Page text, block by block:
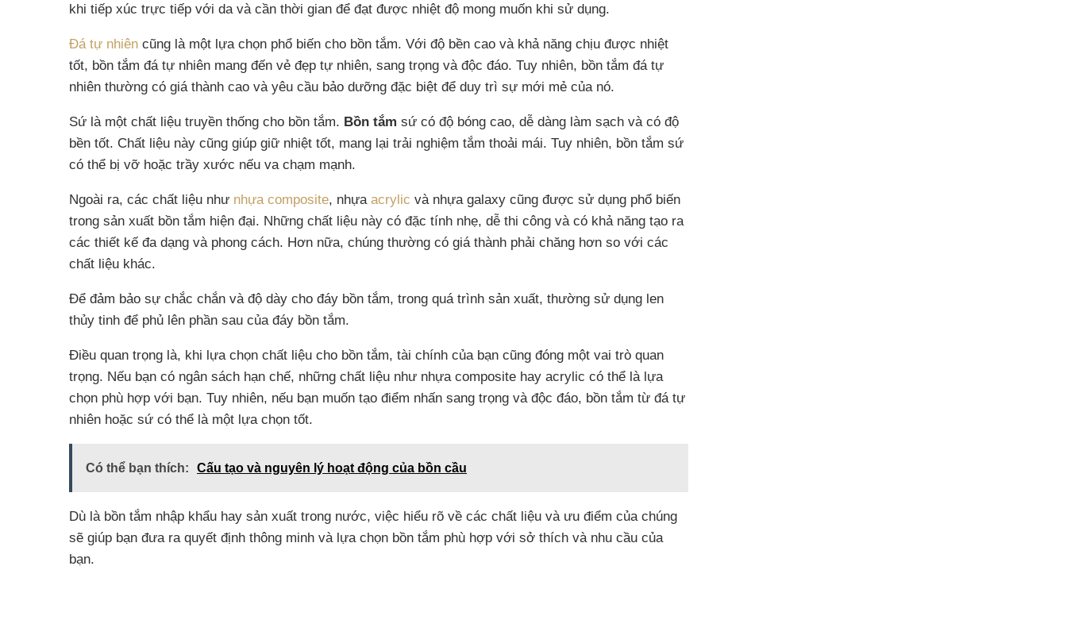
khi tiếp xúc trực tiếp với da và cần thời gian để đạt được nhiệt độ mong muốn khi sử dụng.
Đá tự nhiên cũng là một lựa chọn phổ biến cho bồn tắm. Với độ bền cao và khả năng chịu được nhiệt
tốt, bồn tắm đá tự nhiên mang đến vẻ đẹp tự nhiên, sang trọng và độc đáo. Tuy nhiên, bồn tắm đá tự
nhiên thường có giá thành cao và yêu cầu bảo dưỡng đặc biệt để duy trì sự mới mẻ của nó.
Sứ là một chất liệu truyền thống cho bồn tắm. Bồn tắm sứ có độ bóng cao, dễ dàng làm sạch và có độ
bền tốt. Chất liệu này cũng giúp giữ nhiệt tốt, mang lại trải nghiệm tắm thoải mái. Tuy nhiên, bồn tắm sứ
có thể bị vỡ hoặc trầy xước nếu va chạm mạnh.
Ngoài ra, các chất liệu như nhựa composite, nhựa acrylic và nhựa galaxy cũng được sử dụng phổ biến
trong sản xuất bồn tắm hiện đại. Những chất liệu này có đặc tính nhẹ, dễ thi công và có khả năng tạo ra
các thiết kế đa dạng và phong cách. Hơn nữa, chúng thường có giá thành phải chăng hơn so với các
chất liệu khác.
Để đảm bảo sự chắc chắn và độ dày cho đáy bồn tắm, trong quá trình sản xuất, thường sử dụng len
thủy tinh để phủ lên phần sau của đáy bồn tắm.
Điều quan trọng là, khi lựa chọn chất liệu cho bồn tắm, tài chính của bạn cũng đóng một vai trò quan
trọng. Nếu bạn có ngân sách hạn chế, những chất liệu như nhựa composite hay acrylic có thể là lựa
chọn phù hợp với bạn. Tuy nhiên, nếu bạn muốn tạo điểm nhấn sang trọng và độc đáo, bồn tắm từ đá tự
nhiên hoặc sứ có thể là một lựa chọn tốt.
Có thể bạn thích: Cấu tạo và nguyên lý hoạt động của bồn cầu
Dù là bồn tắm nhập khẩu hay sản xuất trong nước, việc hiểu rõ về các chất liệu và ưu điểm của chúng
sẽ giúp bạn đưa ra quyết định thông minh và lựa chọn bồn tắm phù hợp với sở thích và nhu cầu của
bạn.